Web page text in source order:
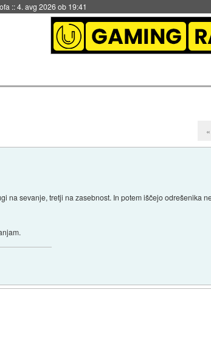
avg 2026 ob 19:41
«
na sevanje, tretji na zasebnost. In potem iščejo odrešenika